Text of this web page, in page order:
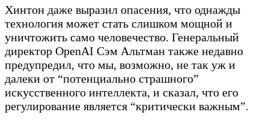
Хинтон даже выразил опасения, что однажды
технология может стать слишком мощной и
уничтожить само человечество. Генеральный
директор OpenAI Сэм Альтман также недавно
предупредил, что мы, возможно, не так уж и
далеки от “потенциально страшного”
искусственного интеллекта, и сказал, что его
регулирование является “критически важным”.